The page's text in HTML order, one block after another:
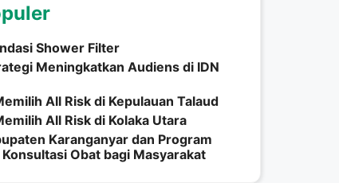
Shower Filter
Meningkatkan Audiens di IDN
All Risk di Kepulauan Talaud
All Risk di Kolaka Utara
Karanganyar dan Program
Konsultasi Obat bagi Masyarakat